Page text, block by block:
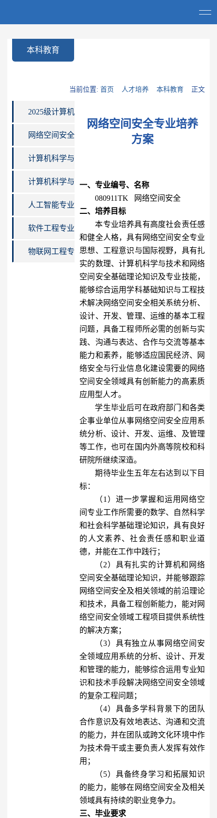
本科教育
当前位置: 首页 人才培养 本科教育 正文
2025级计算机
科学与工程学
院分学期选课
指导
网络空间安全
专业培养方案
计算机科学与
技术专业卓越
工程师专业培
养方案
计算机科学与
技术专业培养
方案
人工智能专业
选课指导分册
专业培养方案
软件工程专业
培养方案
物联网工程专
网络空间安全专业培养
方案
一、专业编号、名称
080911TK
网络空间安全
二、培养目标
本专业培养具有高度社会责任感
和健全人格，具有网络空间安全专业
思想、工程意识与国际视野，具有扎
实的数理、计算机科学与技术和网络
空间安全基础理论知识及专业技能，
能够综合运用学科基础知识与工程技
术解决网络空间安全相关系统分析、
设计、开发、管理、运维的基本工程
问题，具备工程师所必需的创新与实
践、沟通与表达、合作与交流等基本
能力和素养，能够适应国民经济、网
络安全与行业信息化建设需要的网络
空间安全领域具有创新能力的高素质
应用型人才。
学生毕业后可在政府部门和各类
企事业单位从事网络空间安全应用系
统分析、设计、开发、运维、及管理
等工作，也可在国内外高等院校和科
研院所继续深造。
期待毕业生五年左右达到以下目
标：
（1）进一步掌握和运用网络空
间专业工作所需要的数学、自然科学
和社会科学基础理论知识，具有良好
的人文素养、社会责任感和职业道
德，并能在工作中践行；
（2）具有扎实的计算机和网络
空间安全基础理论知识，并能够跟踪
网络空间安全及相关领域的前沿理论
和技术，具备工程创新能力，能对网
络空间安全领域工程项目提供系统性
的解决方案；
（3）具有独立从事网络空间安
全领域应用系统的分析、设计、开发
和管理的能力，能够综合运用专业知
识和技术手段解决网络空间安全领域
的复杂工程问题；
（4）具备多学科背景下的团队
合作意识及有效地表达、沟通和交流
的能力，并在团队或跨文化环境中作
为技术骨干或主要负责人发挥有效作
用；
（5）具备终身学习和拓展知识
的能力，能够在网络空间安全及相关
领域具有持续的职业竞争力。
三、毕业要求